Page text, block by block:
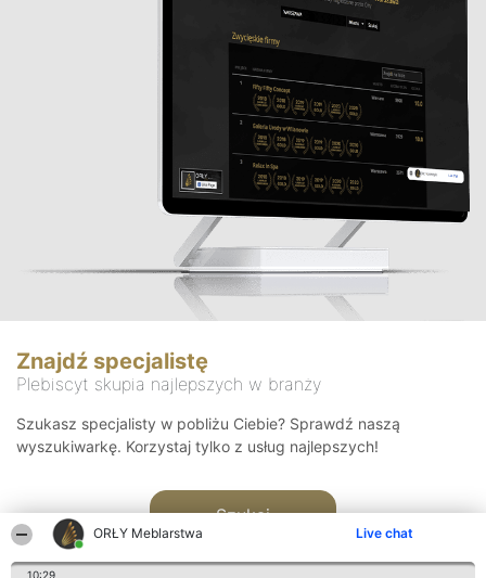
ORŁY Meblarstwa Live chat
10:29
Znajdź specjalistę
Plebiscyt skupia najlepszych w branży
Szukasz specjalisty w pobliżu Ciebie? Sprawdź naszą
wyszukiwarkę. Korzystaj tylko z usług najlepszych!
Szukaj